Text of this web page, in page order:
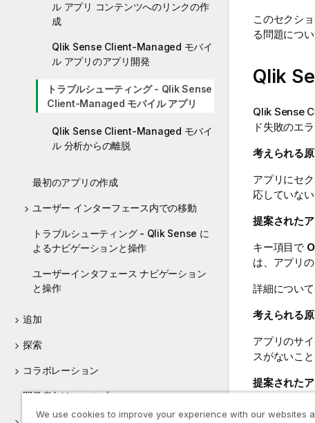
ル アプリ コンテンツへのリンクの作
成
Qlik Sense Client-Managed モバイ
ル アプリのアプリ開発
トラブルシューティング - Qlik Sense
Client-Managed モバイル アプリ
Qlik Sense Client-Managed モバイ
ル 分析からの離脱
最初のアプリの作成
ユーザー インターフェース内での移動
トラブルシューティング - Qlik Sense に
よるナビゲーションと操作
ユーザーインタフェース ナビゲーション
と操作
追加
探索
コラボレーション
開発者向けのヘルプ
このセクショ
る問題につ
Qlik
Qlik Sense
ド失敗のエ
考えられる
アプリにセ
応していない
提案された
キー項目で
は、アプリ
詳細につい
考えられる
アプリのサイ
スがないこ
提案された
デバイ
We use cookies to improve your experience with our websites